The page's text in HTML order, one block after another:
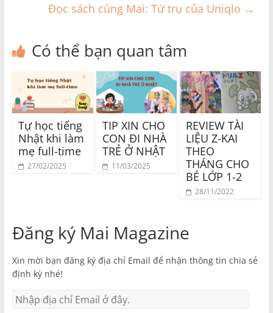
Đọc sách cùng Mai: Tứ trụ của Uniqlo →
Có thể bạn quan tâm
Tự học tiếng
Nhật khi làm
mẹ full-time
27/02/2025
TIP XIN CHO
CON ĐI NHÀ
TRẺ Ở NHẬT
11/03/2025
REVIEW TÀI
LIỆU Z-KAI
THEO
THÁNG CHO
BÉ LỚP 1-2
28/11/2022
Đăng ký Mai Magazine
Xin mời bạn đăng ký địa chỉ Email để nhận thông tin chia sẻ
định kỳ nhé!